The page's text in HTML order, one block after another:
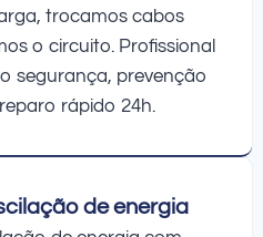
trocamos cabos
o circuito. Profissional
segurança, prevenção
rápido 24h.
de energia